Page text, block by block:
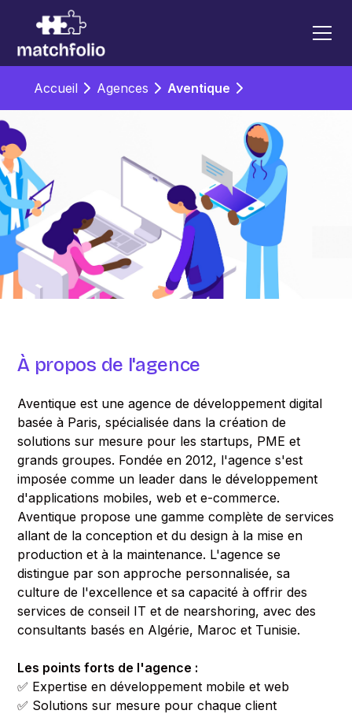
Accueil Agences Aventique
À propos de l'agence
Aventique est une agence de développement digital
basée à Paris, spécialisée dans la création de
solutions sur mesure pour les startups, PME et
grands groupes. Fondée en 2012, l'agence s'est
imposée comme un leader dans le développement
d'applications mobiles, web et e-commerce.
Aventique propose une gamme complète de services
allant de la conception et du design à la mise en
production et à la maintenance. L'agence se
distingue par son approche personnalisée, sa
culture de l'excellence et sa capacité à offrir des
services de conseil IT et de nearshoring, avec des
consultants basés en Algérie, Maroc et Tunisie.
Les points forts de l'agence :
✅ Expertise en développement mobile et web
✅ Solutions sur mesure pour chaque client